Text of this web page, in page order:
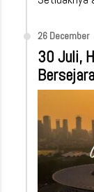
26 December
30 Juli,